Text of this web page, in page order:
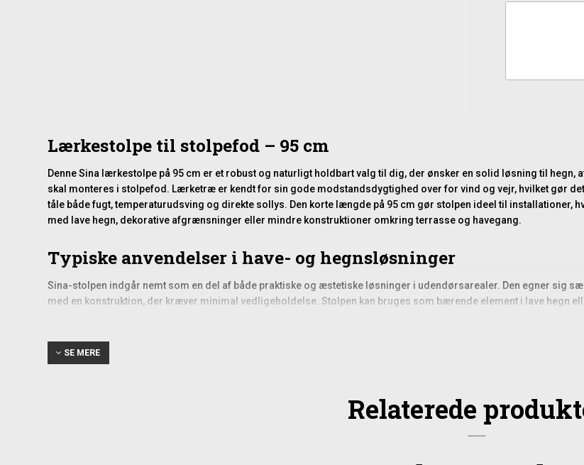
Lærkestolpe til stolpefod – 95 cm
Denne Sina lærkestolpe på 95 cm er et robust og naturligt holdbart valg til dig, der ønsker en solid løsning til
skal monteres i stolpefod. Lærketræ er kendt for sin gode modstandsdygtighed over for vind og vejr, hvilket gør
tåle både fugt, temperaturudsving og direkte sollys. Den korte længde på 95 cm gør stolpen ideel til installationer,
med lave hegn, dekorative afgrænsninger eller mindre konstruktioner omkring terrasse og havegang.
Typiske anvendelser i have- og hegnsløsninger
Sina-stolpen indgår nemt som en del af både praktiske og æstetiske løsninger i udendørsarealer. Den egner sig
med en konstruktion, der kræver minimal vedligeholdelse. Stolpen kan bruges som bærende element i lave hegn
Lærk bliver desuden smukkere med tiden og får en naturlig grålig patina, hvis det ikke behandles, hvilket mange
Sina-stolpen er udviklet specifikt til montering i en egnet stolpefod. Det betyder, at stolpen ikke er beregnet til at
stabiliserer konstruktionen og mindsker risikoen for fugtskader. Når stolpen holdes fri af jorden, reduceres
SE MERE
Relaterede